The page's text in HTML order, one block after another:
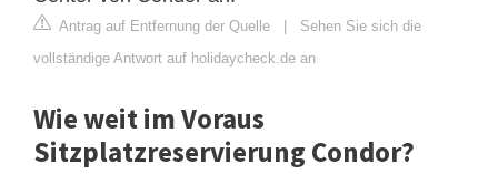
Antrag auf Entfernung der Quelle
Sehen Sie sich die
vollständige Antwort auf holidaycheck.de an
Wie weit im Voraus
Sitzplatzreservierung Condor?